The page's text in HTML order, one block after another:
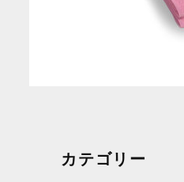
カテゴリー